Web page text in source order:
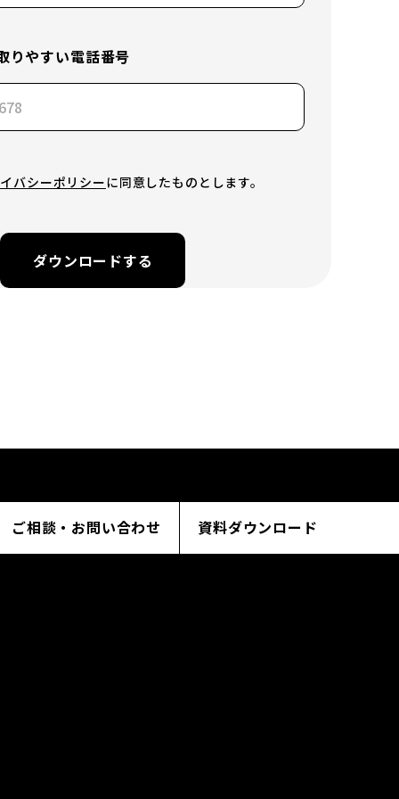
りやすい電話番号
バシーポリシーに同意したものとします。
ご相談・お問い合わせ 資料ダウンロード